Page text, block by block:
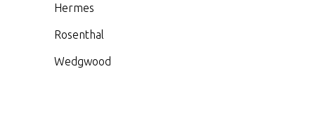
Hermes
Rosenthal
Wedgwood